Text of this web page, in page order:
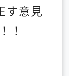
す意見
！